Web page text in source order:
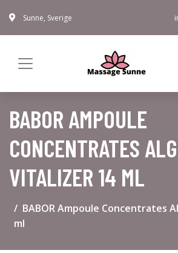
Sunne, Sverige
BABOR AMPOULE
CONCENTRATES
VITALIZER 14 ML
BABOR Ampoule Concentrates
ml